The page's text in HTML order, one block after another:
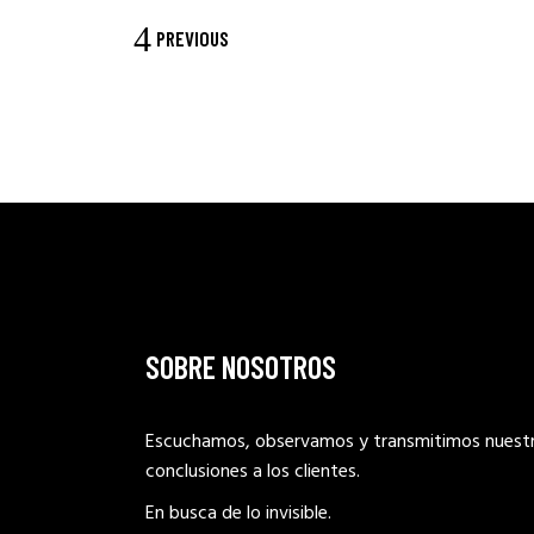
PREVIOUS
SOBRE NOSOTROS
Escuchamos, observamos y transmitimos
conclusiones a los clientes.
En busca de lo invisible.